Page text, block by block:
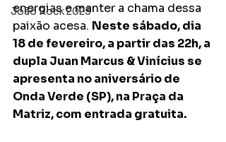
João Rock 2025
energias e manter a chama dessa
paixão acesa. Neste sábado, dia
18 de fevereiro, a partir das 22h, a
dupla Juan Marcus & Vinícius se
apresenta no aniversário de
Onda Verde (SP), na Praça da
Matriz, com entrada gratuita.